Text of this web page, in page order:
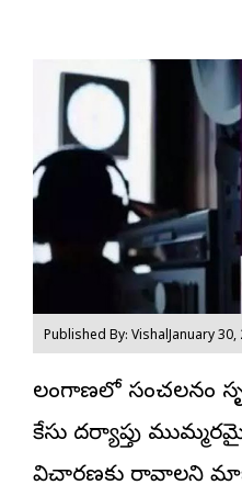
Published By: VishalJanuary 30,
తెలంగాణలో సంచలనం
కేసు దర్యాప్తు
విచారణకు రావాలని